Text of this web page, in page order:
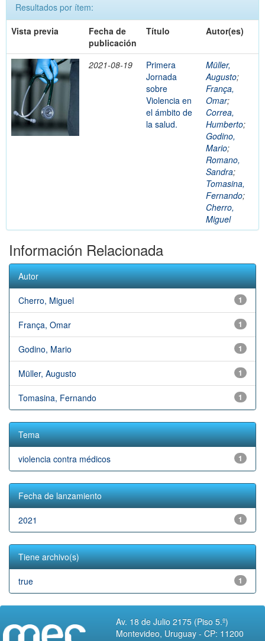
Resultados por ítem:
Vista previa
Fecha de
publicación
Título Autor(es)
2021-08-19
Primera
Jornada
sobre
Violencia en
el ámbito de
la salud.
Müller,
Augusto;
França,
Omar;
Correa,
Humberto;
Godino,
Mario;
Romano,
Sandra;
Tomasina,
Fernando;
Cherro,
Miguel
Información Relacionada
Autor
1
Cherro, Miguel
1
França, Omar
1
Godino, Mario
1
Müller, Augusto
1
Tomasina, Fernando
Tema
1
violencia contra médicos
Fecha de lanzamiento
1
2021
Tiene archivo(s)
1
true
Av. 18 de Julio 2175 (Piso 5.º)
Montevideo, Uruguay - CP: 11200